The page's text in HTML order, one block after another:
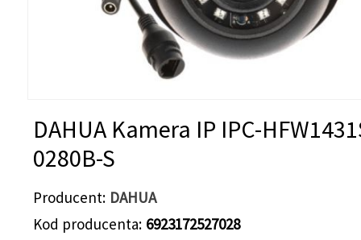
DAHUA Kamera IP IPC-
0280B-S
Producent DAHUA
Kod producenta 6923172527028